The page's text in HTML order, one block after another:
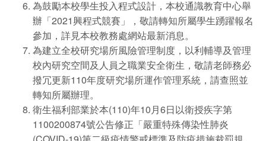
為鼓勵本校學生投入程式設計，本校通識教育中心舉
辦「2021興程式競賽」，敬請轉知所屬學生踴躍報名
參加，詳見本校教務處網站最新消息。
為建立全校研究場所風險管理制度，以利輔導及管理
校內研究空間及人員之職業安全衛生，敬請老師務必
撥冗更新110年度研究場所運作管理系統，請查照並
轉知所屬辦理。
衛生福利部業於本(110)年10月6日以衛授疾字第
1100200874號公告修正「嚴重特殊傳染性肺炎